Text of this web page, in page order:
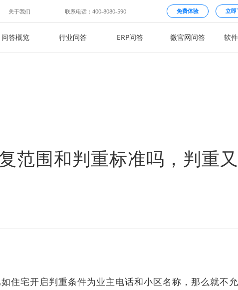
关于我们 联系电话：400-8080-590 免费体验 立即
问答概览 行业问答 ERP问答 微官网问答 软
范围和判重标准吗，判重
住宅开启判重条件为业主电话和小区名称，那么就不